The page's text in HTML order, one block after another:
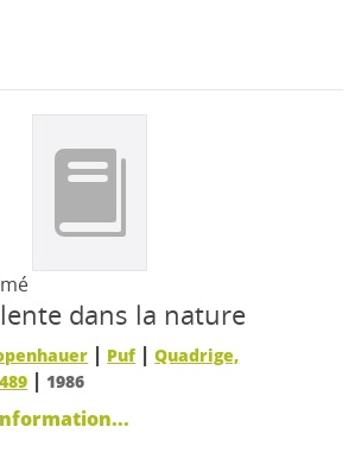
dans la nature
| Puf |Quadrige,
| 1986